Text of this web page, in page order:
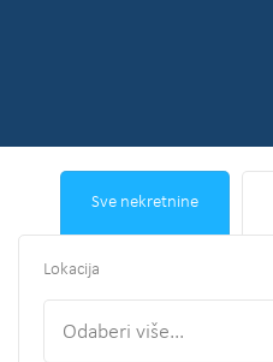
Sve nekretnine
Lokacija
Odaberi više...